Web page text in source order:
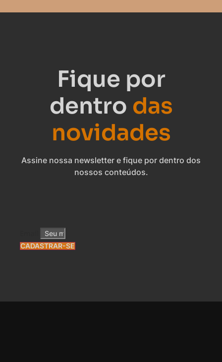
Fique por
dentro das
novidades
Assine nossa newsletter e fique por dentro dos
nossos conteúdos.
CADASTRAR-SE